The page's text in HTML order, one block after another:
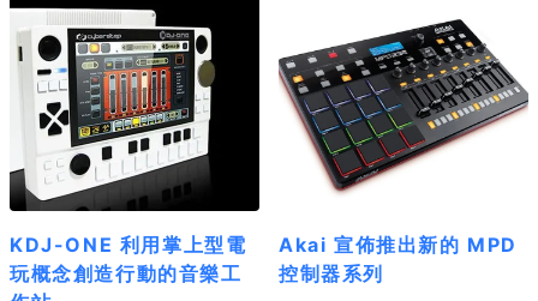
KDJ-ONE 利用掌上型電
玩概念創造行動的音樂工
Akai 宣佈推出新的 MPD
控制器系列